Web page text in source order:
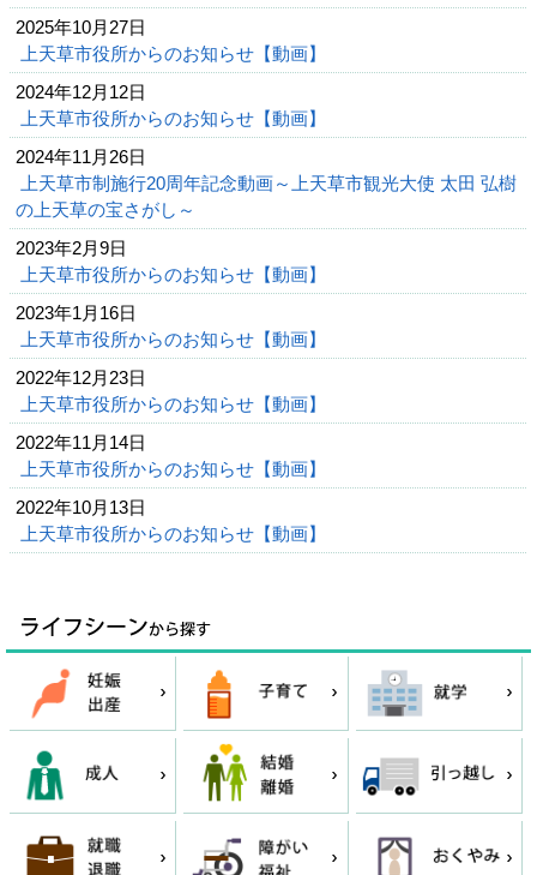
2025年10月27日
上天草市役所からのお知らせ【動画】
2024年12月12日
上天草市役所からのお知らせ【動画】
2024年11月26日
上天草市制施行20周年記念動画～上天草市観光大使 太田 弘樹
の上天草の宝さがし～
2023年2月9日
上天草市役所からのお知らせ【動画】
2023年1月16日
上天草市役所からのお知らせ【動画】
2022年12月23日
上天草市役所からのお知らせ【動画】
2022年11月14日
上天草市役所からのお知らせ【動画】
2022年10月13日
上天草市役所からのお知らせ【動画】